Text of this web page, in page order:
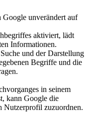
unverändert auf
aktiviert, lädt
Informationen.
und der Darstellung
Begriffe und die
in seinem
kann Google die
Nutzerprofil zuzuordnen.